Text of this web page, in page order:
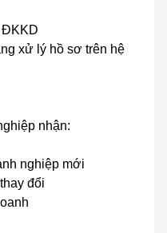
ĐKKD
xử lý hồ sơ trên hệ
nhận:
nghiệp mới
đổi